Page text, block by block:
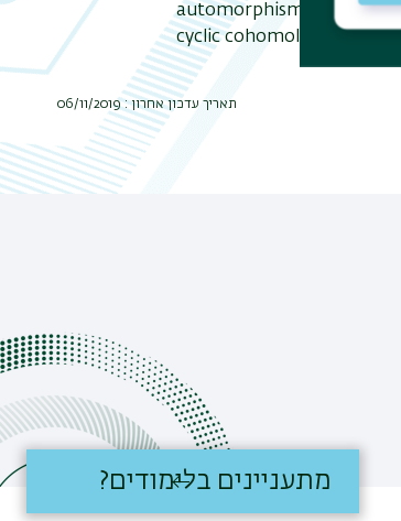
automorphisms). Another
cyclic cohomology. One
תאריך עדכון אחרון : 06/11/2019
מתעניינים בלימודים?